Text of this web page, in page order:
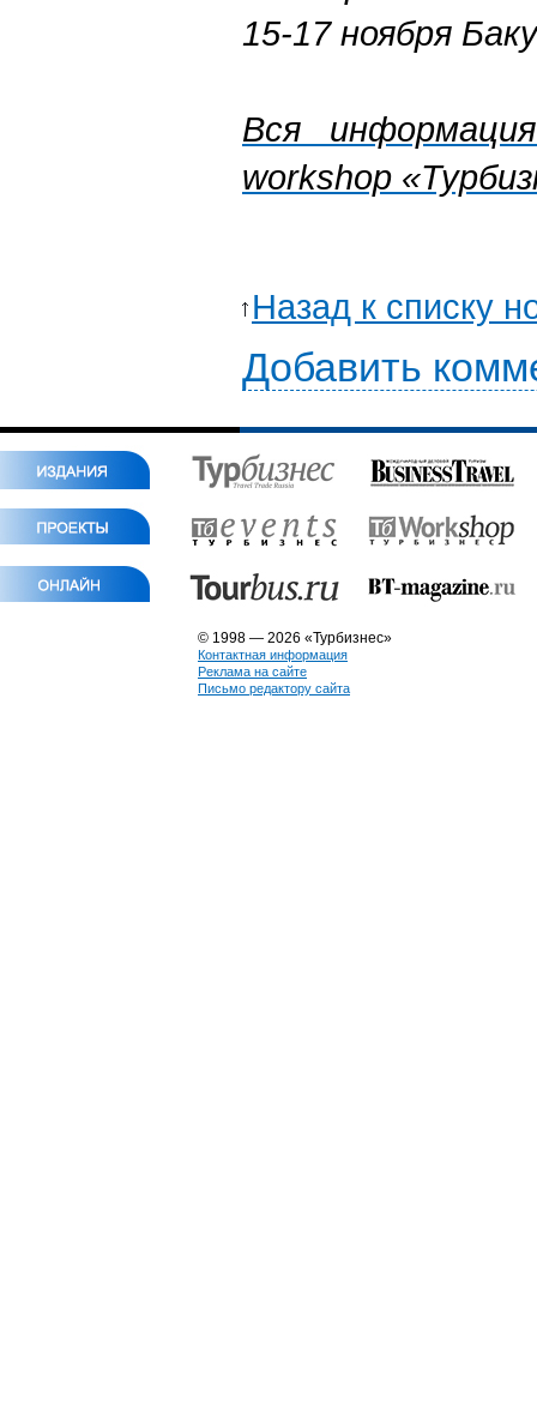
15-17 ноября
Вся
workshop
Назад к списку
Добавить
© 1998 — 2026 «Турбизнес»
Контактная информация
Реклама на сайте
Письмо редактору сайта